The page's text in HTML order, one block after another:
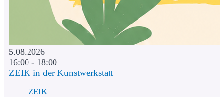
5.08.2026
16:00 - 18:00
ZEIK in der Kunstwerkstatt
ZEIK